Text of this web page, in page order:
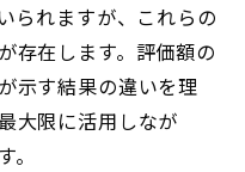
られますが、これらの
存在します。評価額の
示す結果の違いを理
大限に活用しなが